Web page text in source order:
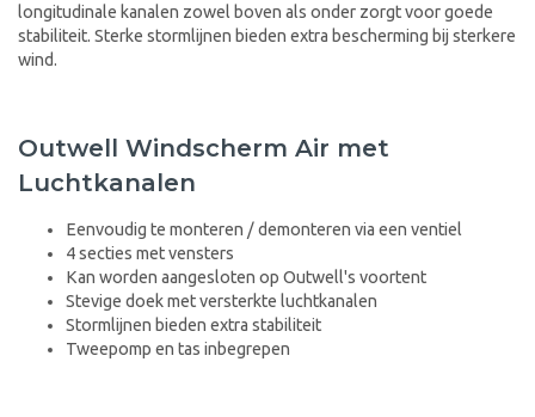
longitudinale kanalen zowel boven als onder zorgt voor goede
stabiliteit. Sterke stormlijnen bieden extra bescherming bij sterkere
wind.
Outwell Windscherm Air met
Luchtkanalen
Eenvoudig te monteren / demonteren via een ventiel
4 secties met vensters
Kan worden aangesloten op Outwell's voortent
Stevige doek met versterkte luchtkanalen
Stormlijnen bieden extra stabiliteit
Tweepomp en tas inbegrepen